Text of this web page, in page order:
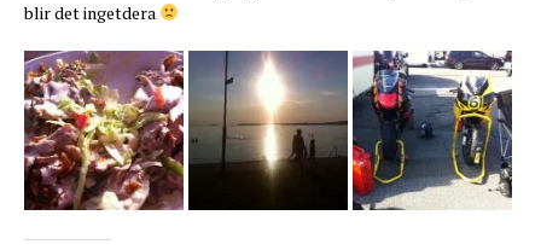
blir det ingetdera